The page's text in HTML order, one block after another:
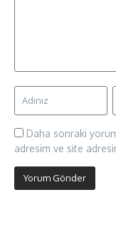
Daha sonraki
adresim ve site